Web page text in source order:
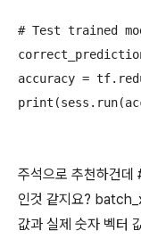
# Test trained
accuracy =
주석으로 추천하건데
인것 같지요?
값과 실제 숫자 벡터